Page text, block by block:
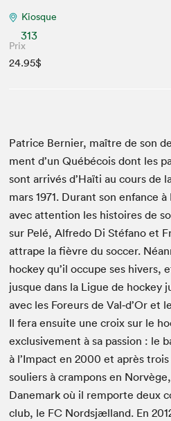
Kiosque
313
Prix
24.95$
Patrice Bernier, maître de son
ment d’un Québé­cois dont les
sont arrivés d’Haïti au cours de
mars1971. Durant son enfance
avec atten­tion les his­toires de
sur Pelé, Alfre­do Di Sté­fano et
attrape la fièvre du soc­cer.
hock­ey qu’il occupe ses hivers,
jusque dans la Ligue de hock­ey
avec les Foreurs de Val‑d’Or et
Il fera ensuite une croix sur le
exclu­sive­ment à sa pas­sion : le
à l’Impact en2000 et après trois
souliers à cram­pons en
Dane­mark où il rem­porte deux
club, le FC Nord­sjæl­land. En